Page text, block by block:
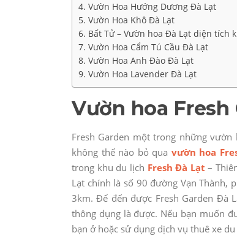
Vườn Hoa Hướng Dương Đà Lạt
Vườn Hoa Khô Đà Lạt
Bất Tử – Vườn hoa Đà Lạt diện tích
Vườn Hoa Cẩm Tú Cầu Đà Lạt
Vườn Hoa Anh Đào Đà Lạt
Vườn Hoa Lavender Đà Lạt
Vườn hoa
Fresh Garden một trong những
không thể nào bỏ qua vườn hoa
trong khu du lịch Fresh Đà Lạt –
Lạt chính là số 90 đường Vạn
3km. Để đến được Fresh Garden Đà
thông dụng là được. Nếu bạn muốn
bạn ở hoặc sử dụng dịch vụ thuê xe